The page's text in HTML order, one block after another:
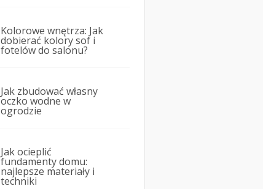
Kolorowe wnętrza: Jak
dobierać kolory sof i
fotelów do salonu?
Jak zbudować własny
oczko wodne w
ogrodzie
Jak ocieplić
fundamenty domu:
najlepsze materiały i
techniki